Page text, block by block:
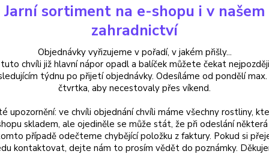
Balkónové rostliny Asteriscus Maritimus- přímořská hvězdička - cena
Maritimus- přímořská
balení
Jarní sortiment na e-shopu i v našem
zahradnictví
Objednávky vyřizujeme v pořadí, v jakém přišly...
chvíli již hlavní nápor opadl a balíček můžete čekat
týdnu po přijetí objednávky. Odesíláme od pondělí
čtvrtka, aby necestovaly přes víkend.
upozornění: ve chvíli objednání chvíli máme všechny rostliny,
skladem, ale ojediněle se může stát, že při odeslání některá
případě odečteme chybějící položku z faktury. Pokud si
kontaktovat, dejte nám to prosím vědět do poznámky.